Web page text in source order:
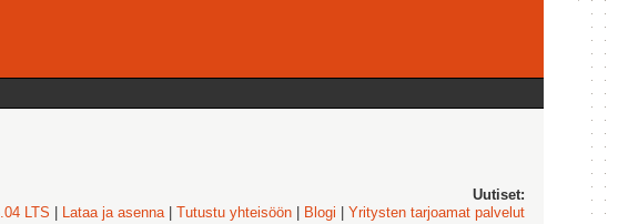
Uutiset:
LTS Lataa ja asenna|Tutustu yhteisöön Blogi |Yritysten tarjoamat palvelut